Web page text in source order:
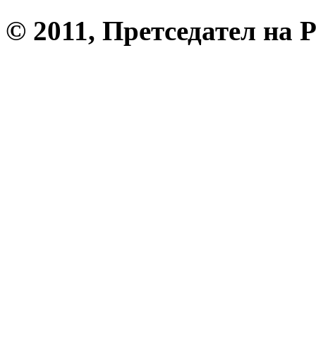
© 2011, Претседател на